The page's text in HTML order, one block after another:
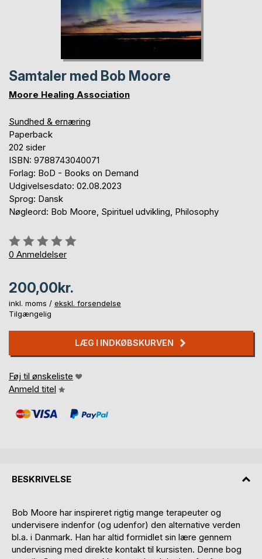
Samtaler med Bob Moore
Moore Healing Association
Sundhed & ernæring
Paperback
202 sider
ISBN: 9788743040071
Forlag: BoD - Books on Demand
Udgivelsesdato: 02.08.2023
Sprog: Dansk
Nøgleord: Bob Moore, Spirituel udvikling, Philosophy
Anmeldelse::
0%
0 Anmeldelser
200,00kr.
inkl. moms / ekskl. forsendelse
Tilgængelig
LÆG I INDKØBSKURVEN
Føj til ønskeliste
Anmeld titel
BESKRIVELSE
Bob Moore har inspireret rigtig mange terapeuter og
undervisere indenfor (og udenfor) den alternative verden
bl.a. i Danmark. Han har altid formidlet sin lære gennem
undervisning med direkte kontakt til kursisten. Denne bog